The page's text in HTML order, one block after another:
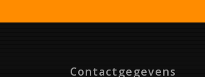
Contactgegevens